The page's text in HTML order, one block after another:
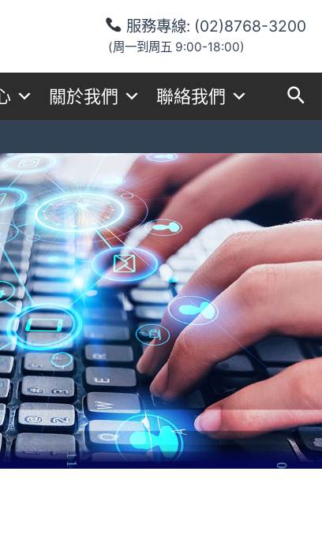
服務專線: (02)8768-3200
(周一到周五 9:00-18:00)
關於我們 聯絡我們